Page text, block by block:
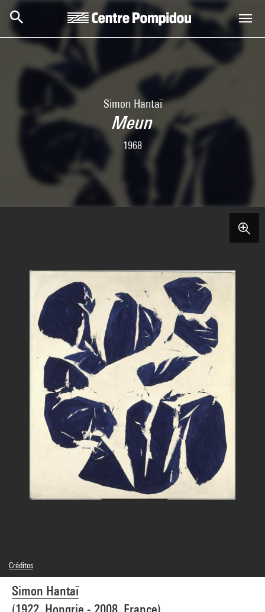
Centre Pompidou
Simon Hantaï
Meun
1968
Simon Hantaï
Créditos
© Archives Simon Hantaï / Adagp, Paris
Créditos fotográficos : Centre Pompidou, MNAM-CCI/Philippe Migeat/Dist.
GrandPalaisRmn